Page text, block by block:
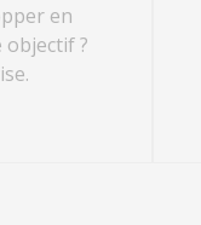
en
?